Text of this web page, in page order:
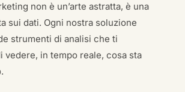
non è un’arte astratta, è una
sui dati. Ogni nostra soluzione
strumenti di analisi che ti
vedere, in tempo reale, cosa sta